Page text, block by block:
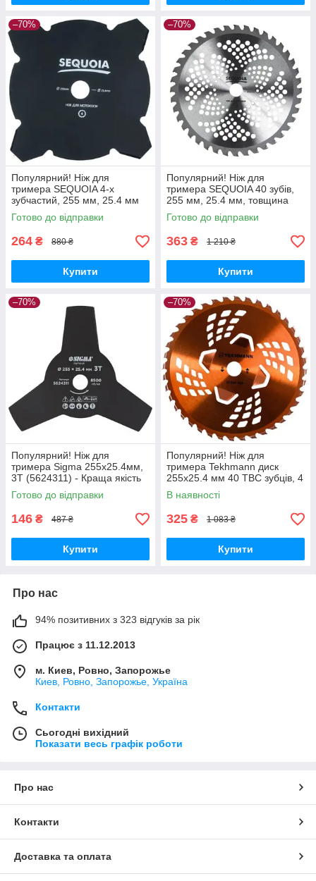
–70%
Популярний! Ніж для
тримера SEQUOIA 4-х
зубчастий, 255 мм, 25.4 мм
(GB4-255) - Краща якість
тільки на Nukleon.com.ua
Готово до відправки
264 ₴ 880 ₴
Купити
–70%
Популярний! Ніж для
тримера SEQUOIA 40 зубів,
255 мм, 25.4 мм, товщина
1.3 мм (GB40A-255) - Краща
якість тільки на
Готово до відправки
363 ₴ 1 210 ₴
Купити
–70%
Популярний! Ніж для
тримера Sigma 255x25.4мм,
3Т (5624311) - Краща якість
тільки на Nukleon.com.ua
Готово до відправки
146 ₴ 487 ₴
Купити
–70%
Популярний! Ніж для
тримера Tekhmann диск
255х25.4 мм 40 ТВС зубців, 4
підрізні лопасті (40034458) -
Краща якість тільки на
В наявності
325 ₴ 1 083 ₴
Купити
Про нас
94% позитивних з 323 відгуків за рік
Працює з 11.12.2013
м. Киев, Ровно, Запорожье
Киев, Ровно, Запорожье, Україна
Контакти
Сьогодні вихідний
Показати весь графік роботи
Про нас
Контакти
Доставка та оплата